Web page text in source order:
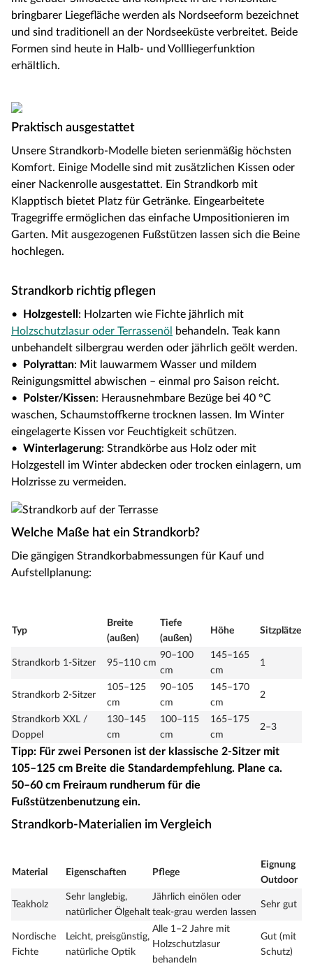
bringbarer Liegefläche werden als Nordseeform bezeichnet
und sind traditionell an der Nordseeküste verbreitet. Beide
Formen sind heute in Halb- und Vollliegerfunktion
erhältlich.
Praktisch ausgestattet
Unsere Strandkorb-Modelle bieten serienmäßig höchsten
Komfort. Einige Modelle sind mit zusätzlichen Kissen oder
einer Nackenrolle ausgestattet. Ein Strandkorb mit
Klapptisch bietet Platz für Getränke. Eingearbeitete
Tragegriffe ermöglichen das einfache Umpositionieren im
Garten. Mit ausgezogenen Fußstützen lassen sich die Beine
hochlegen.
Strandkorb richtig pflegen
• Holzgestell: Holzarten wie Fichte jährlich mit
Holzschutzlasur oder Terrassenöl behandeln. Teak kann
unbehandelt silbergrau werden oder jährlich geölt werden.
• Polyrattan: Mit lauwarmem Wasser und mildem
Reinigungsmittel abwischen – einmal pro Saison reicht.
• Polster/Kissen: Herausnehmbare Bezüge bei 40 °C
waschen, Schaumstoffkerne trocknen lassen. Im Winter
eingelagerte Kissen vor Feuchtigkeit schützen.
• Winterlagerung: Strandkörbe aus Holz oder mit
Holzgestell im Winter abdecken oder trocken einlagern, um
Holzrisse zu vermeiden.
Welche Maße hat ein Strandkorb?
Die gängigen Strandkorbabmessungen für Kauf und
Aufstellplanung:
Typ
Breite
(außen)
Tiefe
(außen)
Höhe Sitzplätze
Strandkorb 1-Sitzer 95–110 cm
90–100
cm
145–165
cm
1
Strandkorb 2-Sitzer
105–125
cm
90–105
cm
145–170
cm
2
Strandkorb XXL /
Doppel
130–145
cm
100–115
cm
165–175
cm
2–3
Tipp: Für zwei Personen ist der klassische 2-Sitzer mit
105–125 cm Breite die Standardempfehlung. Plane ca.
50–60 cm Freiraum rundherum für die
Fußstützenbenutzung ein.
Strandkorb-Materialien im Vergleich
Material Eigenschaften Pflege
Eignung
Outdoor
Teakholz
Sehr langlebig,
natürlicher Ölgehalt
Jährlich einölen oder
teak-grau werden lassen
Sehr gut
Nordische
Fichte
Leicht, preisgünstig,
natürliche Optik
Alle 1–2 Jahre mit
Holzschutzlasur
behandeln
Gut (mit
Schutz)